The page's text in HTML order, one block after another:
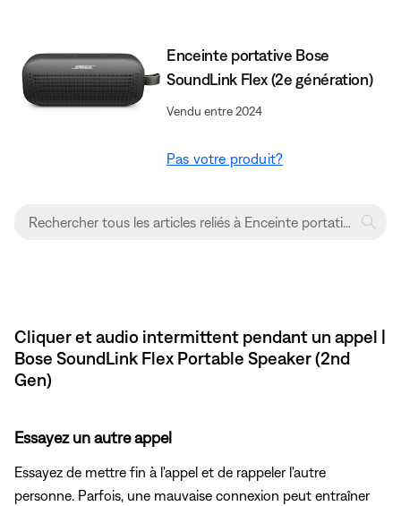
Enceinte portative Bose
SoundLink Flex (2e génération)
Vendu entre 2024
Pas votre produit?
Cliquer et audio intermittent pendant un appel |
Bose SoundLink Flex Portable Speaker (2nd
Gen)
Essayez un autre appel
Essayez de mettre fin à l'appel et de rappeler l'autre
personne. Parfois, une mauvaise connexion peut entraîner